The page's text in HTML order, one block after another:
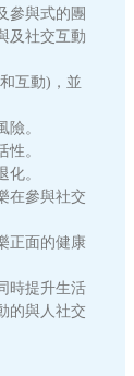
參與式的團
及社交互動
互動)，並
。
。
。
在參與社交
正面的健康
時提升生活
的與人社交